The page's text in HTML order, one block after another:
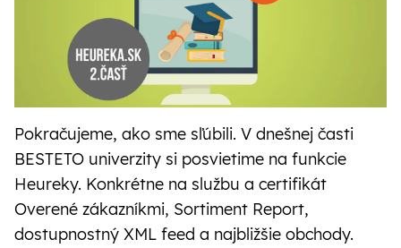
Pokračujeme, ako sme sľúbili. V dnešnej časti
BESTETO univerzity si posvietime na funkcie
Heureky. Konkrétne na službu a certifikát
Overené zákazníkmi, Sortiment Report,
dostupnostný XML feed a najbližšie obchody.